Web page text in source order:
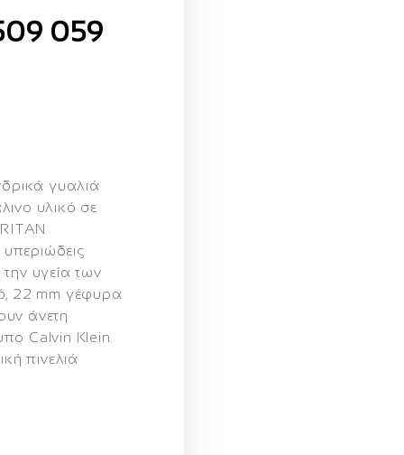
059
γυαλιά
υλικό σε
υγεία των
22 mm γέφυρα
άνετη
Calvin Klein
πινελιά